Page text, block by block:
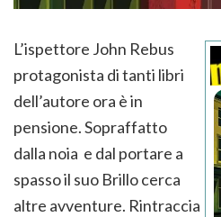
L’ispettore John Rebus
protagonista di tanti libri
dell’autore ora è in
pensione. Sopraffatto
dalla noia e dal portare a
spasso il suo Brillo cerca
altre avventure. Rintraccia